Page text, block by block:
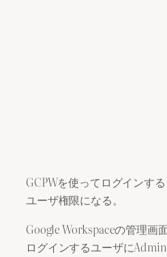
GCPWを使ってログインす
ユーザ権限になる。
Google Workspaceの管理画
ログインするユーザに